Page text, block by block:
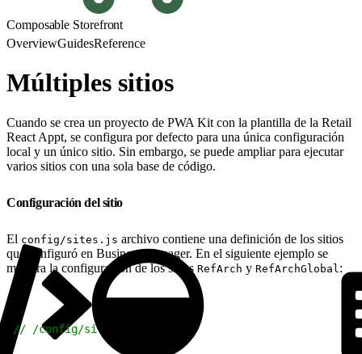
Composable Storefront
OverviewGuidesReference
Múltiples sitios
Cuando se crea un proyecto de PWA Kit con la plantilla de la Retail
React Appt, se configura por defecto para una única configuración
local y un único sitio. Sin embargo, se puede ampliar para ejecutar
varios sitios con una sola base de código.
Configuración del sitio
El config/sites.js archivo contiene una definición de los sitios
que configuró en Business Manager. En el siguiente ejemplo se
muestra la configuración de los sitios RefArch y RefArchGlobal :
// /config/sites.js